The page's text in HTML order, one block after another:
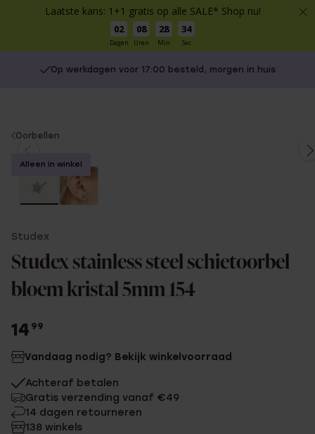
Laatste kans: 1+1 gratis op alle SALE* Shop nu!
02
Dagen
08
Uren
28
Min
34
Sec
Op werkdagen voor 17:00 besteld, morgen in huis
You
here:
Oorbellen
Alleen in winkel
Studex
Studex stainless steel schietoorbel
bloem kristal 5mm 154
14 99
Vandaag nodig? Bekijk winkelvoorraad
Achteraf betalen
Gratis verzending vanaf €49
14 dagen retourneren
138 winkels